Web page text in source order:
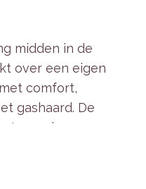
midden in de
over een eigen
comfort,
gashaard. De
en privacy.